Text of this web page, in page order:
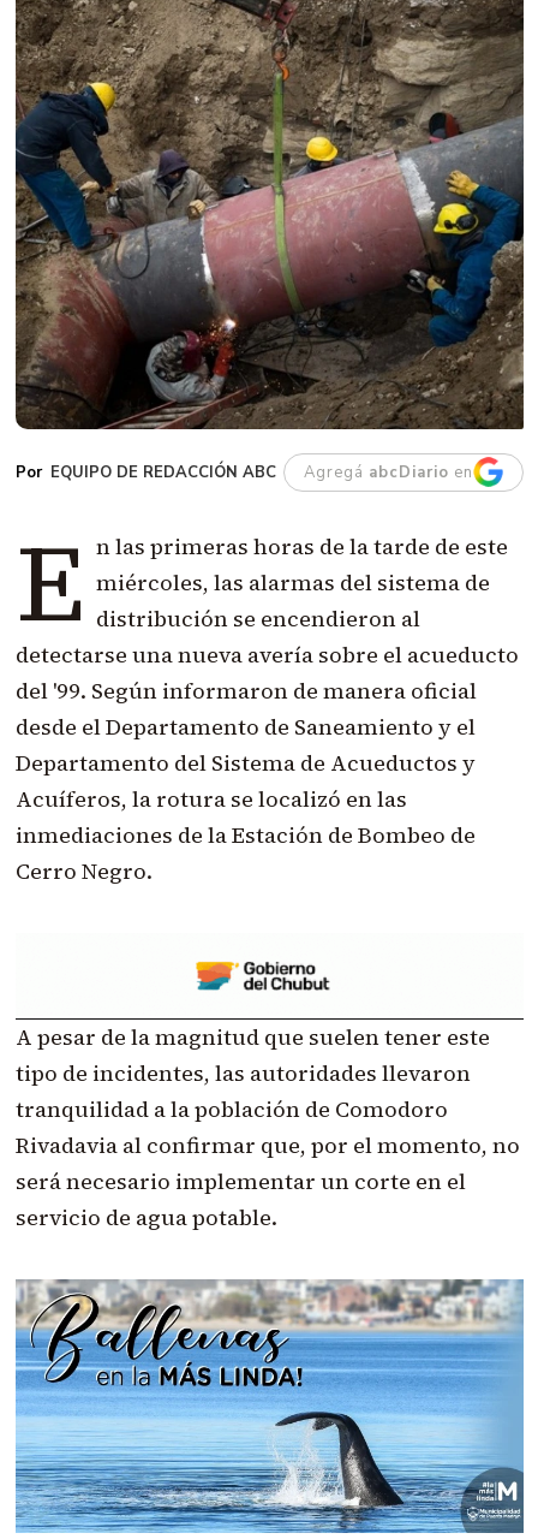
EQUIPO DE REDACCIÓN ABC Agregá abcDiario en
E n las primeras horas de la tarde de este
miércoles, las alarmas del sistema de
distribución se encendieron al
detectarse una nueva avería sobre el acueducto
del '99. Según informaron de manera oficial
desde el Departamento de Saneamiento y el
Departamento del Sistema de Acueductos y
Acuíferos, la rotura se localizó en las
inmediaciones de la Estación de Bombeo de
Cerro Negro.
A pesar de la magnitud que suelen tener este
tipo de incidentes, las autoridades llevaron
tranquilidad a la población de Comodoro
Rivadavia al confirmar que, por el momento, no
será necesario implementar un corte en el
servicio de agua potable.